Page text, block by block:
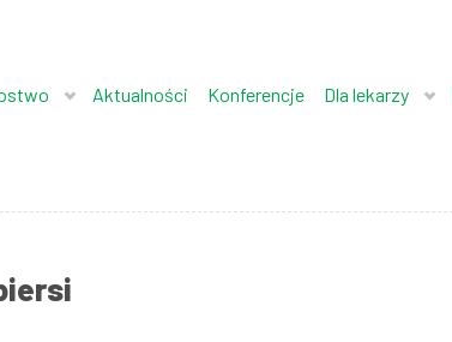
Aktualności Konferencje Dla lekarzy